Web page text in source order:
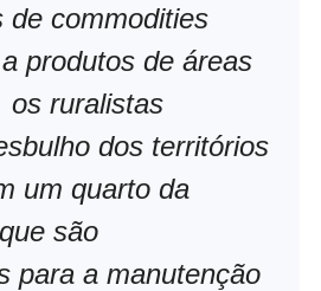
de commodities
produtos de áreas
os ruralistas
dos territórios
um quarto da
são
para a manutenção